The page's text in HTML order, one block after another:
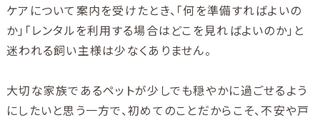
ケアについて案内を受けたとき、「何を準備すればよいの
か」「レンタルを利用する場合はどこを見ればよいのか」と
迷われる飼い主様は少なくありません。
大切な家族であるペットが少しでも穏やかに過ごせるよう
にしたいと思う一方で、初めてのことだからこそ、不安や戸